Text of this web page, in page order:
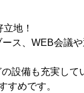
地！
ス、WEB会議
設備も充実して
すめです。